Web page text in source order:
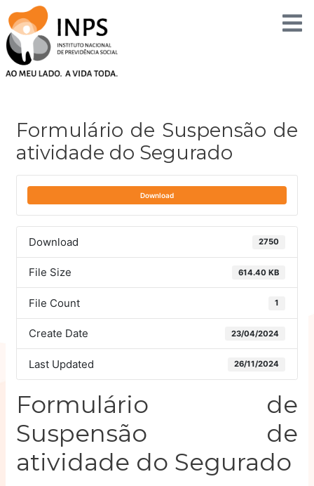
to
content
Formulário de Suspensão de
atividade do Segurado
Download
Download 2750
File Size 614.40 KB
File Count 1
Create Date 23/04/2024
Last Updated 26/11/2024
Formulário de
Suspensão de
atividade do Segurado